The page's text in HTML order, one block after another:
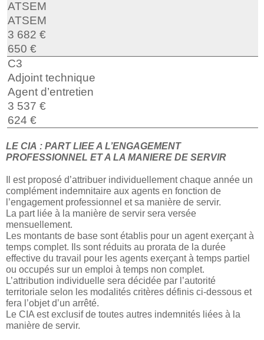
ATSEM
ATSEM
3 682 €
650 €
C3
Adjoint technique
Agent d’entretien
3 537 €
624 €
LE CIA : PART LIEE A L’ENGAGEMENT
PROFESSIONNEL ET A LA MANIERE DE SERVIR
Il est proposé d’attribuer individuellement chaque année un
complément indemnitaire aux agents en fonction de
l’engagement professionnel et sa manière de servir.
La part liée à la manière de servir sera versée
mensuellement.
Les montants de base sont établis pour un agent exerçant à
temps complet. Ils sont réduits au prorata de la durée
effective du travail pour les agents exerçant à temps partiel
ou occupés sur un emploi à temps non complet.
L’attribution individuelle sera décidée par l’autorité
territoriale selon les modalités critères définis ci-dessous et
fera l’objet d’un arrêté.
Le CIA est exclusif de toutes autres indemnités liées à la
manière de servir.